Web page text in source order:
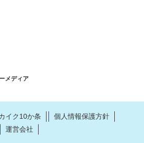
メディア
イク10か条
個人情報保護方針
運営会社